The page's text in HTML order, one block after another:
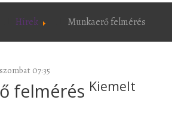
Hírek Munkaerő felmérés
07:35
felmérés Kiemelt